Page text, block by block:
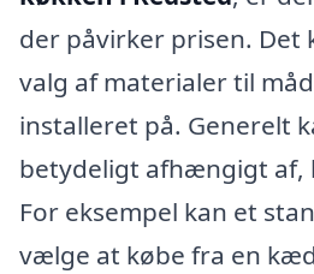
der påvirker prisen. Det
valg af materialer til
installeret på. Generelt
betydeligt afhængigt af,
For eksempel kan et
vælge at købe fra en